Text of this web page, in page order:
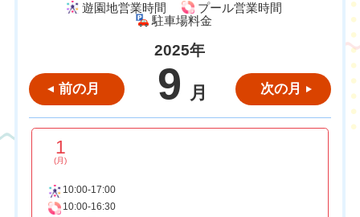
遊園地営業時間
プール営業時間
駐車場料金
前の月
2025年
9 月 次の月
1
(月)
10:00-17:00
10:00-16:30